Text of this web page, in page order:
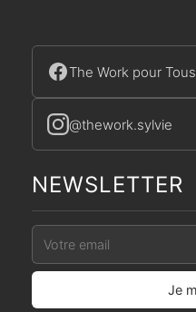
The Work pour Tous
@thework.sylvie
NEWSLETTER